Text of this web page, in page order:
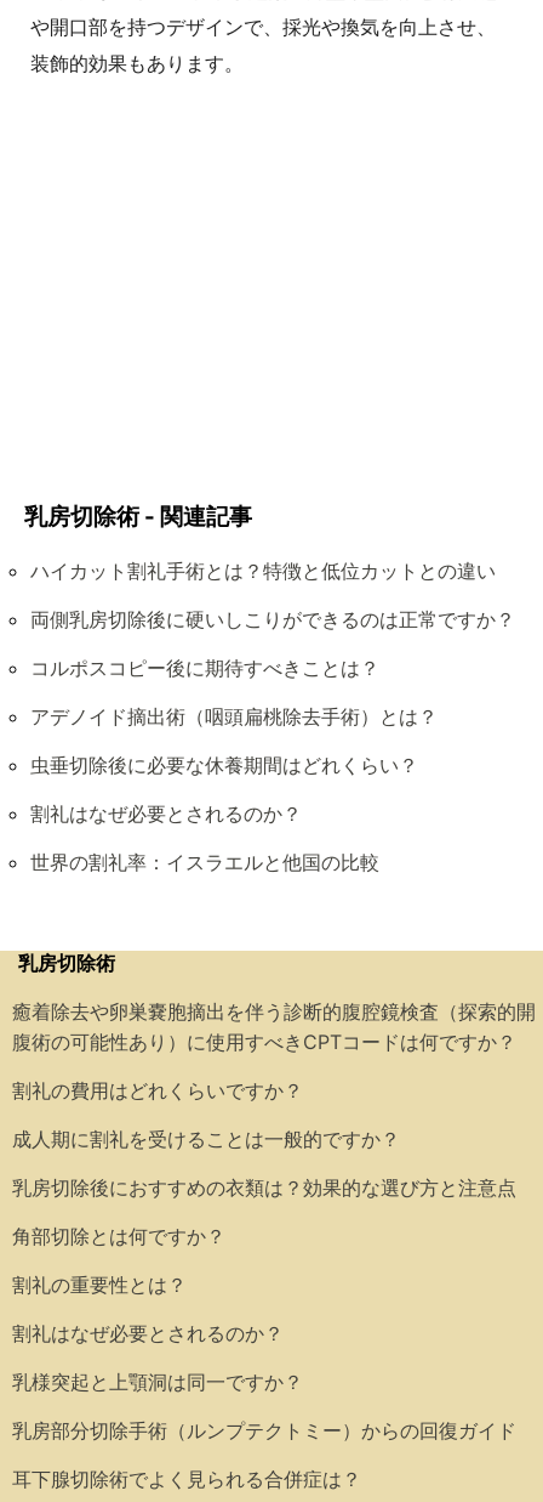
や開口部を持つデザインで、採光や換気を向上させ、
装飾的効果もあります。
乳房切除術 - 関連記事
ハイカット割礼手術とは？特徴と低位カットとの違い
両側乳房切除後に硬いしこりができるのは正常ですか？
コルポスコピー後に期待すべきことは？
アデノイド摘出術（咽頭扁桃除去手術）とは？
虫垂切除後に必要な休養期間はどれくらい？
割礼はなぜ必要とされるのか？
世界の割礼率：イスラエルと他国の比較
乳房切除術
癒着除去や卵巣嚢胞摘出を伴う診断的腹腔鏡検査（探索的開
腹術の可能性あり）に使用すべきCPTコードは何ですか？
割礼の費用はどれくらいですか？
成人期に割礼を受けることは一般的ですか？
乳房切除後におすすめの衣類は？効果的な選び方と注意点
角部切除とは何ですか？
割礼の重要性とは？
割礼はなぜ必要とされるのか？
乳様突起と上顎洞は同一ですか？
乳房部分切除手術（ルンプテクトミー）からの回復ガイド
耳下腺切除術でよく見られる合併症は？